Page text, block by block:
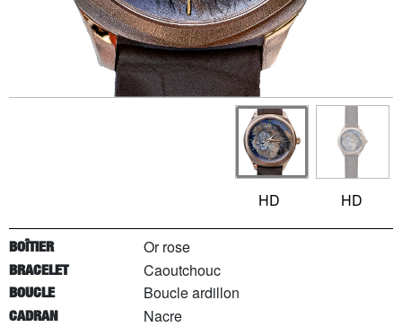
HD HD
BOÎTIER Or rose
BRACELET Caoutchouc
BOUCLE Boucle ardillon
CADRAN Nacre